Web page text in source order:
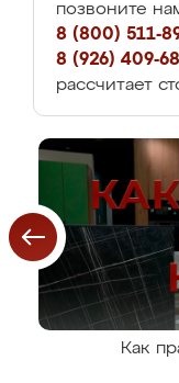
позвоните
8 (800) 511-
8 (926) 409-
рассчитает
Как